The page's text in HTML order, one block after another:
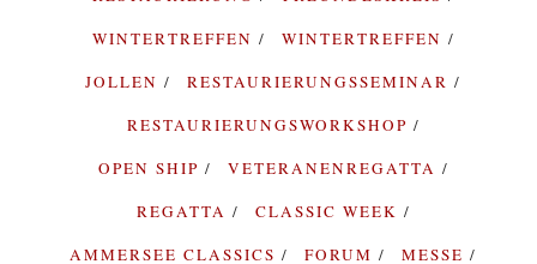
WINTERTREFFEN
WINTERTREFFEN
JOLLEN
RESTAURIERUNGSSEMINAR
RESTAURIERUNGSWORKSHOP
OPEN SHIP
VETERANENREGATTA
REGATTA
CLASSIC WEEK
AMMERSEE CLASSICS
FORUM MESSE